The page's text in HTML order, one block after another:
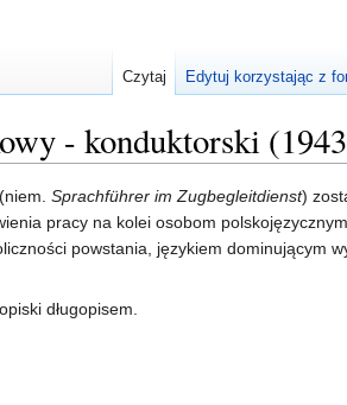
- konduktorski
Sprachführer im Zugbegleitdienst)
pracy na kolei osobom
powstania, językiem dominującym
długopisem.
Czytaj Edytuj korzystając z